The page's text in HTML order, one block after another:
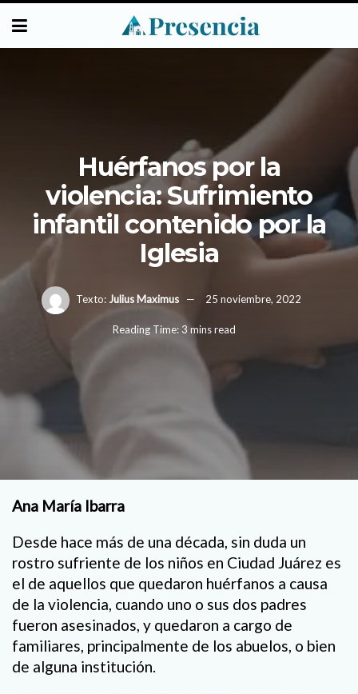
Huérfanos por la
violencia: Sufrimiento
infantil contenido por la
Iglesia
Texto: Julius Maximus 25 noviembre, 2022
Reading Time: 3 mins read
Ana María Ibarra
Desde hace más de una década, sin duda un
rostro sufriente de los niños en Ciudad Juárez es
el de aquellos que quedaron huérfanos a causa
de la violencia, cuando uno o sus dos padres
fueron asesinados, y quedaron a cargo de
familiares, principalmente de los abuelos, o bien
de alguna institución.